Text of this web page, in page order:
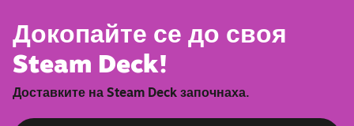
Докопайте се до своя
Steam Deck!
Доставките на Steam Deck започнаха.